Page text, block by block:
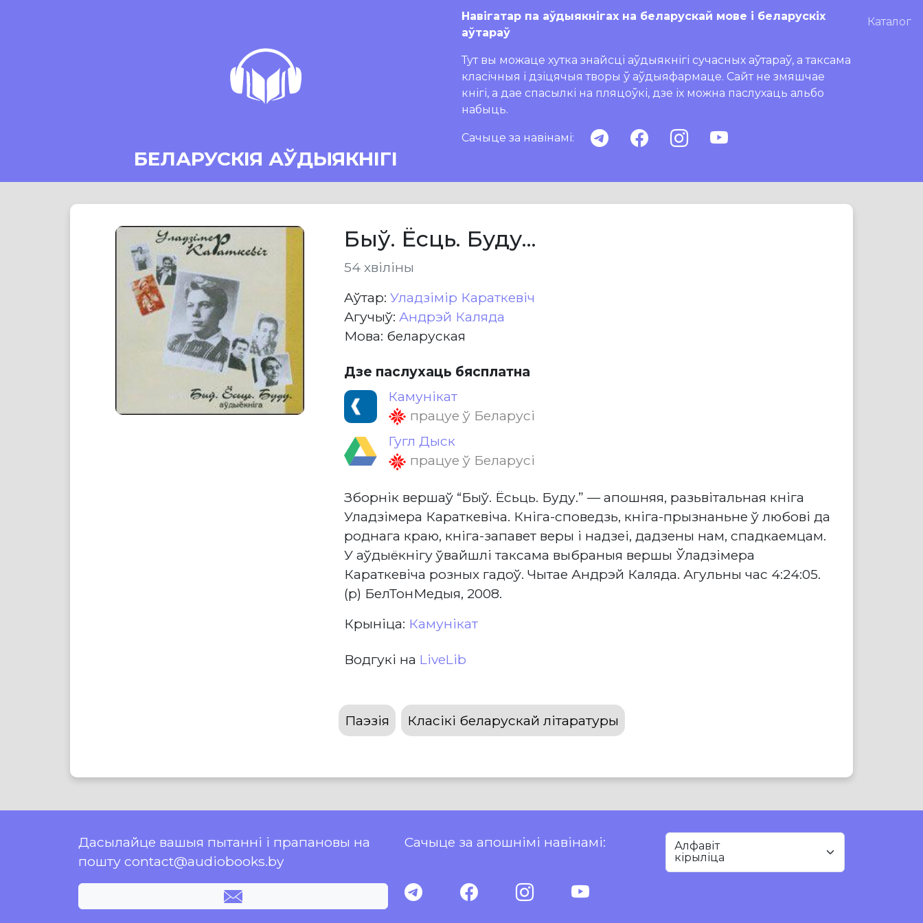
БЕЛАРУСКІЯ АЎДЫЯКНІГІ
Навігатар па аўдыякнігах на беларускай мове і беларускіх
аўтараў
Тут вы можаце хутка знайсці аўдыякнігі сучасных аўтараў, а таксама
класічныя і дзіцячыя творы ў аўдыяфармаце. Сайт не змяшчае
кнігі, а дае спасылкі на пляцоўкі, дзе іх можна паслухаць альбо
набыць.
Сачыце за навінамі:
Каталог
Быў. Ёсць. Буду...
54 хвіліны
Aўтар: Уладзімір Караткевіч
Агучыў: Андрэй Каляда
Мова: беларуская
Дзе паслухаць бясплатна
Камунікат
працуе ў Беларусі
Гугл Дыск
працуе ў Беларусі
Зборнік вершаў “Быў. Ёсьць. Буду.” — апошняя, разьвітальная кніга
Уладзімера Караткевіча. Кніга-споведзь, кніга-прызнаньне ў любові да
роднага краю, кніга-запавет веры і надзеі, дадзены нам, спадкаемцам.
У аўдыёкнігу ўвайшлі таксама выбраныя вершы Ўладзімера
Караткевіча розных гадоў. Чытае Андрэй Каляда. Агульны час 4:24:05.
(р) БелТонМедыя, 2008.
Крыніца: Камунікат
Водгукі на LiveLib
Паэзія Класікі беларускай літаратуры
Дасылайце вашыя пытанні і прапановы на
пошту contact@audiobooks.by
Сачыце за апошнімі навінамі: Алфавіт